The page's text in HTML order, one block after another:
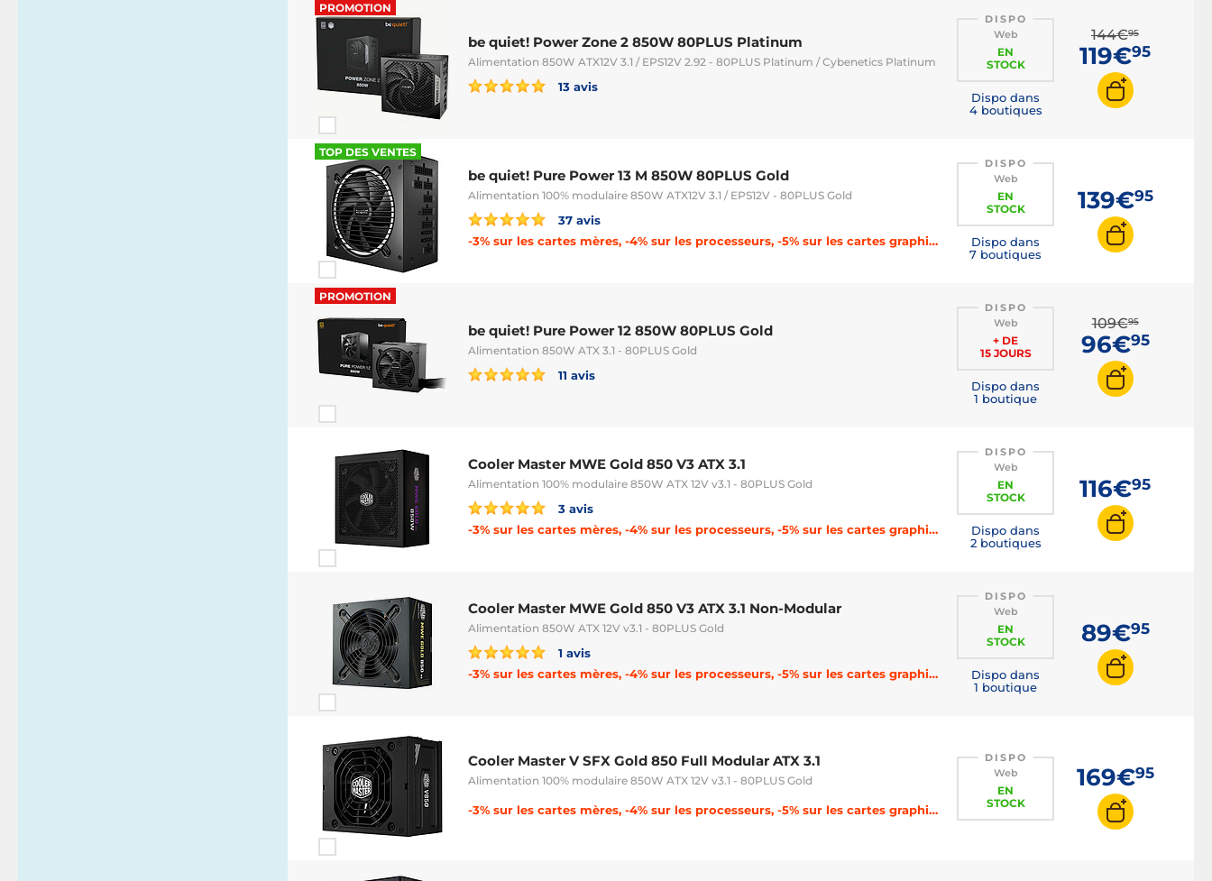
PROMOTION
be quiet! Power Zone 2 850W 80PLUS Platinum
Alimentation 850W ATX12V 3.1 / EPS12V 2.92 - 80PLUS Platinum / Cybenetics Platinum
13 avis
DISPO
Web
EN
STOCK
Dispo dans
4 boutiques
144€95
119€95
TOP DES VENTES
be quiet! Pure Power 13 M 850W 80PLUS Gold
Alimentation 100% modulaire 850W ATX12V 3.1 / EPS12V - 80PLUS Gold
37 avis
-3% sur les cartes mères, -4% sur les processeurs, -5% sur les cartes graphiques, -6% sur les SSD et HDD, -8% sur la RAM, -10% sur les alimentations, -15% sur le refroidissement avec le code BOOST
DISPO
Web
EN
STOCK
Dispo dans
7 boutiques
139€95
PROMOTION
be quiet! Pure Power 12 850W 80PLUS Gold
Alimentation 850W ATX 3.1 - 80PLUS Gold
11 avis
DISPO
Web
+ DE
15 JOURS
Dispo dans
1 boutique
109€95
96€95
Cooler Master MWE Gold 850 V3 ATX 3.1
Alimentation 100% modulaire 850W ATX 12V v3.1 - 80PLUS Gold
3 avis
-3% sur les cartes mères, -4% sur les processeurs, -5% sur les cartes graphiques, -6% sur les SSD et HDD, -8% sur la RAM, -10% sur les alimentations, -15% sur le refroidissement avec le code BOOST
DISPO
Web
EN
STOCK
Dispo dans
2 boutiques
116€95
Cooler Master MWE Gold 850 V3 ATX 3.1 Non-Modular
Alimentation 850W ATX 12V v3.1 - 80PLUS Gold
1 avis
-3% sur les cartes mères, -4% sur les processeurs, -5% sur les cartes graphiques, -6% sur les SSD et HDD, -8% sur la RAM, -10% sur les alimentations, -15% sur le refroidissement avec le code BOOST
DISPO
Web
EN
STOCK
Dispo dans
1 boutique
89€95
Cooler Master V SFX Gold 850 Full Modular ATX 3.1
Alimentation 100% modulaire 850W ATX 12V v3.1 - 80PLUS Gold
-3% sur les cartes mères, -4% sur les processeurs, -5% sur les cartes graphiques, -6% sur les SSD et HDD, -8% sur la RAM, -10% sur les alimentations, -15% sur le refroidissement avec le code BOOST
DISPO
Web
EN
STOCK
169€95